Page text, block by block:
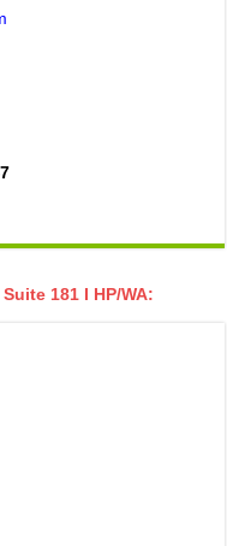
181 I HP/WA: